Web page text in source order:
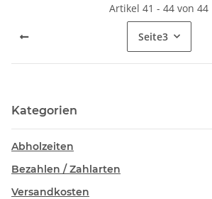
Artikel 41 - 44 von 44
Seite3
Kategorien
Abholzeiten
Bezahlen / Zahlarten
Versandkosten